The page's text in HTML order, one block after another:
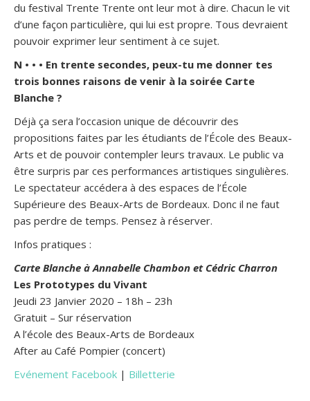
du festival Trente Trente ont leur mot à dire. Chacun le vit
d’une façon particulière, qui lui est propre. Tous devraient
pouvoir exprimer leur sentiment à ce sujet.
N • • • En trente secondes, peux-tu me donner tes
trois bonnes raisons de venir à la soirée Carte
Blanche ?
Déjà ça sera l’occasion unique de découvrir des
propositions faites par les étudiants de l’École des Beaux-
Arts et de pouvoir contempler leurs travaux. Le public va
être surpris par ces performances artistiques singulières.
Le spectateur accédera à des espaces de l’École
Supérieure des Beaux-Arts de Bordeaux. Donc il ne faut
pas perdre de temps. Pensez à réserver.
Infos pratiques :
Carte Blanche à Annabelle Chambon et Cédric Charron
Les Prototypes du Vivant
Jeudi 23 Janvier 2020 – 18h – 23h
Gratuit – Sur réservation
A l’école des Beaux-Arts de Bordeaux
After au Café Pompier (concert)
Evénement Facebook | Billetterie